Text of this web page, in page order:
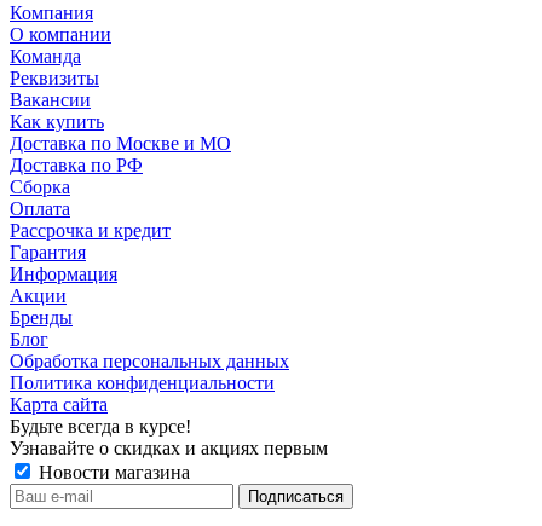
Компания
О компании
Команда
Реквизиты
Вакансии
Как купить
Доставка по Москве и МО
Доставка по РФ
Сборка
Оплата
Рассрочка и кредит
Гарантия
Информация
Акции
Бренды
Блог
Обработка персональных данных
Политика конфиденциальности
Карта сайта
Будьте всегда в курсе!
Узнавайте о скидках и акциях первым
Новости магазина